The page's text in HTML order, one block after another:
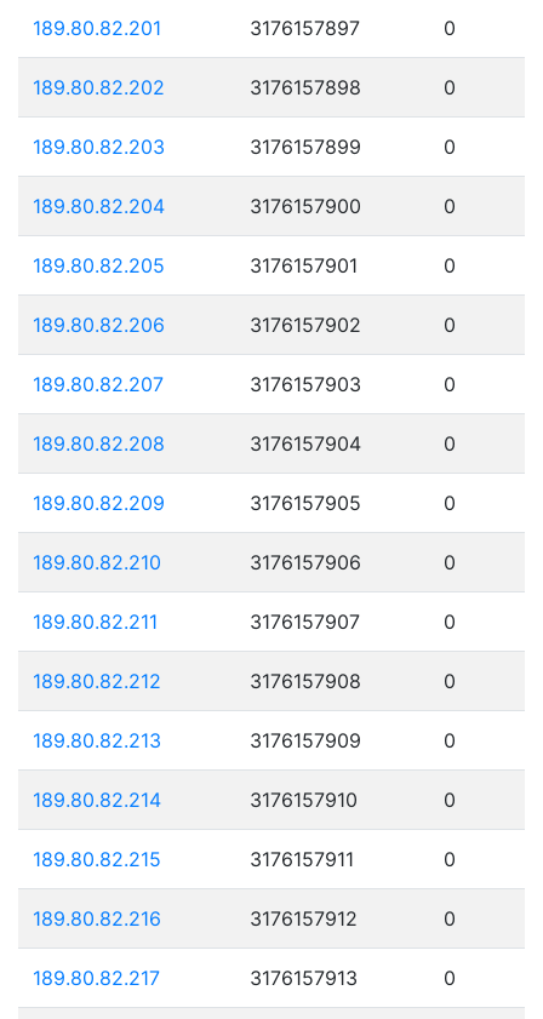
189.80.82.201 3176157897 0
189.80.82.202 3176157898 0
189.80.82.203 3176157899 0
189.80.82.204 3176157900 0
189.80.82.205 3176157901 0
189.80.82.206 3176157902 0
189.80.82.207 3176157903 0
189.80.82.208 3176157904 0
189.80.82.209 3176157905 0
189.80.82.210 3176157906 0
189.80.82.211 3176157907 0
189.80.82.212 3176157908 0
189.80.82.213 3176157909 0
189.80.82.214 3176157910 0
189.80.82.215 3176157911 0
189.80.82.216 3176157912 0
189.80.82.217 3176157913 0